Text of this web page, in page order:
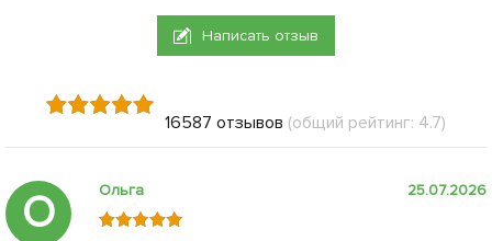
Написать отзыв
16587 отзывов (общий рейтинг: 4.7)
О Ольга 25.07.2026